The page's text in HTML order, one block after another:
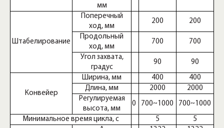
мм
Штабелирование
Поперечный
ход, мм
Продольный
ход, мм
Угол захвата,
градус
Конвейер
Ширина, мм
Длина, мм
Регулируемая
высота, мм
Минимальное время цикла, с
200 200
700 700
90 90 90
400 400
400
2000
2000 2000
700~1000 700~1000 700~1000
4.6 5
5